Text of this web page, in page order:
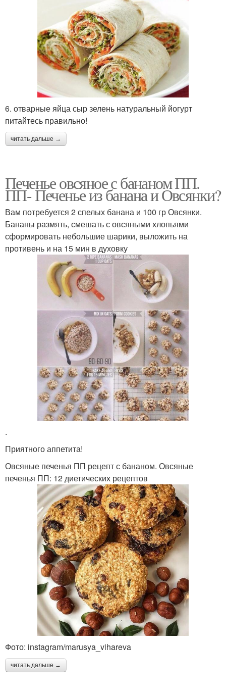
6. отварные яйца сыр зелень натуральный йогурт
питайтесь правильно!
читать дальше →
Печенье овсяное с бананом ПП.
ПП- Печенье из банана и Овсянки?
Вам потребуется 2 спелых банана и 100 гр Овсянки.
Бананы размять, смешать с овсяными хлопьями
сформировать небольшие шарики, выложить на
противень и на 15 мин в духовку
.
Приятного аппетита!
Овсяные печенья ПП рецепт с бананом. Овсяные
печенья ПП: 12 диетических рецептов
Фото: instagram/marusya_vihareva
читать дальше →